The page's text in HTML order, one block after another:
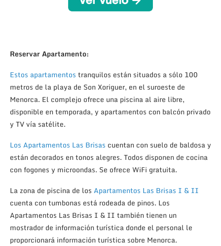
Reservar Apartamento:
Estos apartamentos tranquilos están situados a sólo 100
metros de la playa de Son Xoriguer, en el suroeste de
Menorca. El complejo ofrece una piscina al aire libre,
disponible en temporada, y apartamentos con balcón privado
y TV vía satélite.
Los Apartamentos Las Brisas cuentan con suelo de baldosa y
están decorados en tonos alegres. Todos disponen de cocina
con fogones y microondas. Se ofrece WiFi gratuita.
La zona de piscina de los Apartamentos Las Brisas I & II
cuenta con tumbonas está rodeada de pinos. Los
Apartamentos Las Brisas I & II también tienen un
mostrador de información turística donde el personal le
proporcionará información turística sobre Menorca.